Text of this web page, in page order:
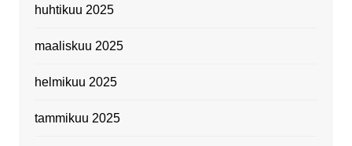
huhtikuu 2025
maaliskuu 2025
helmikuu 2025
tammikuu 2025